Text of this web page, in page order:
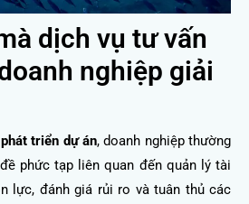
dịch vụ tư vấn
nghiệp giải
triển dự án, doanh nghiệp thường
phức tạp liên quan đến quản lý tài
lực, đánh giá rủi ro và tuân thủ các